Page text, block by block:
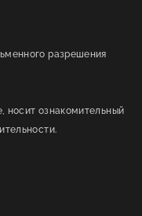
разрешения
носит ознакомительный